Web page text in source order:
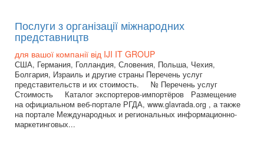
Послуги з організації міжнародних
представництв
для вашої компанії від IJI IT GROUP
США, Германия, Голландия, Словения, Польша, Чехия,
Болгария, Израиль и другие страны Перечень услуг
представительств и их стоимость. № Перечень услуг
Стоимость Каталог экспортеров-импортёров Размещение
на официальном веб-портале РГДА, www.glavrada.org , а также
на портале Международных и региональных информационно-
маркетинговых...